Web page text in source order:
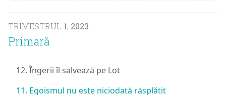
TRIMESTRUL 1, 2023
Primară
12. Îngerii îl salvează pe Lot
11. Egoismul nu este niciodată răsplătit